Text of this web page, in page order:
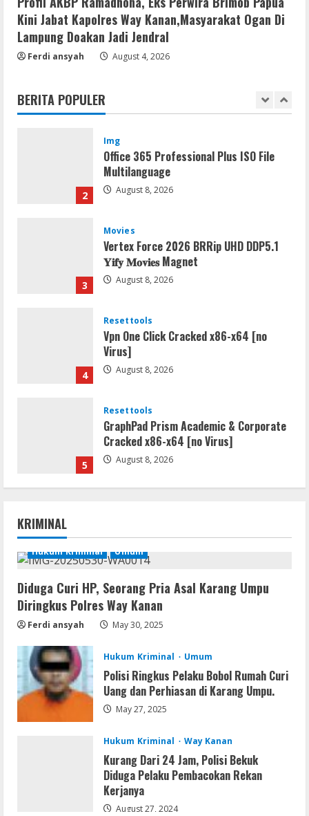
Kini Jabat Kapolres Way Kanan,Masyarakat Ogan Di
Lampung Doakan Jadi Jendral
Ferdi ansyah August 4, 2026
BERITA POPULER
5 August 8, 2026
1
Resettools
Nik Collection (by DxO) Portable [no
2
Img
Office 365 Professional Plus ISO File
Multilanguage
August 8, 2026
3
Movies
Vertex Force 2026 BRRip UHD DDP5.1
𝐘𝐢𝐟𝐲 𝐌𝐨𝐯𝐢𝐞𝐬 Magnet
August 8, 2026
4
Resettools
Vpn One Click Cracked x86-x64 [no
Virus]
August 8, 2026
5
Resettools
GraphPad Prism Academic & Corporate
Cracked x86-x64 [no Virus]
August 8, 2026
1 August 8, 2026
2
Img
Office 365 Professional Plus ISO File
Multilanguage
Movies
Vertex Force 2026 BRRip UHD DDP5.1
𝐘𝐢𝐟𝐲 𝐌𝐨𝐯𝐢𝐞𝐬 Magnet
Resettools
Vpn One Click Cracked x86-x64 [no
Virus]
KRIMINAL
Hukum Kriminal Umum
Diduga Curi HP, Seorang Pria Asal Karang Umpu
Diringkus Polres Way Kanan
Ferdi ansyah May 30, 2025
Hukum Kriminal Umum
Polisi Ringkus Pelaku Bobol Rumah Curi
Uang dan Perhiasan di Karang Umpu.
May 27, 2025
Hukum Kriminal Way Kanan
Kurang Dari 24 Jam, Polisi Bekuk
Diduga Pelaku Pembacokan Rekan
Kerjanya
August 27, 2024